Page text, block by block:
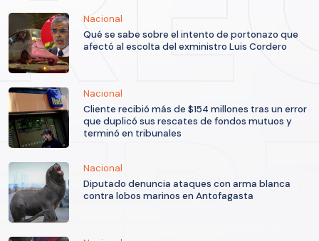
Nacional
Qué se sabe sobre el intento de portonazo que
afectó al escolta del exministro Luis Cordero
Nacional
Cliente recibió más de $154 millones tras un error
que duplicó sus rescates de fondos mutuos y
terminó en tribunales
Nacional
Diputado denuncia ataques con arma blanca
contra lobos marinos en Antofagasta